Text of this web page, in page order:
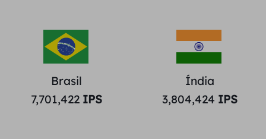
Brasil
7,701,422 IPS
Índia
3,804,424 IPS